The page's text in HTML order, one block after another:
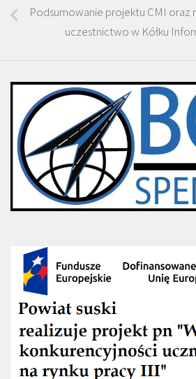
Podsumowanie projektu CMI oraz
uczestnictwo w Kółku